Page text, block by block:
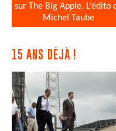
sur The Big Apple. L’édito
Michel Taube
15 ANS DÉJÀ !